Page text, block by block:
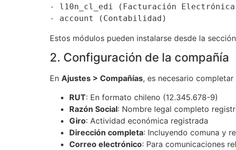
- l10n_cl_edi (Facturación
Estos módulos pueden instalarse desde la
2. Configuración de la compañía
En Ajustes > Compañías, es necesario
RUT: En formato chileno (12.345.678-9)
Razón Social: Nombre legal completo
Giro: Actividad económica registrada
Dirección completa: Incluyendo comuna y
Correo electrónico: Para comunicaciones